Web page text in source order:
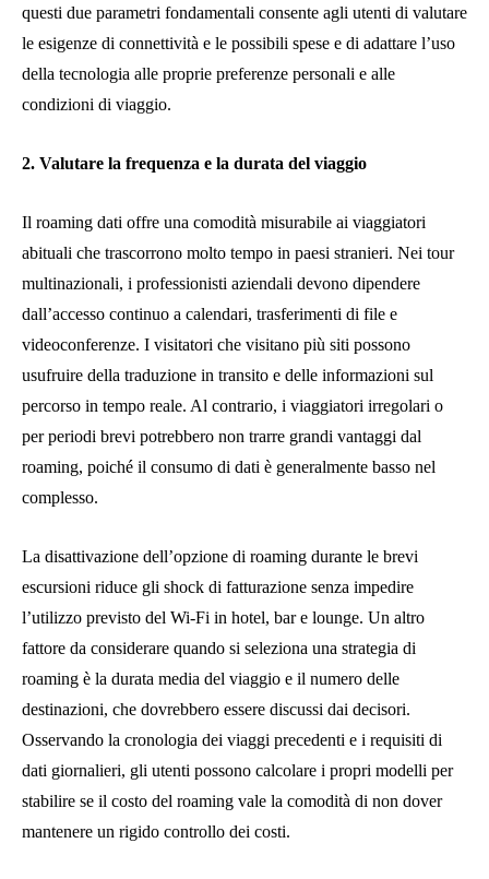
questi due parametri fondamentali consente agli utenti di valutare
le esigenze di connettività e le possibili spese e di adattare l’uso
della tecnologia alle proprie preferenze personali e alle
condizioni di viaggio.
2. Valutare la frequenza e la durata del viaggio
Il roaming dati offre una comodità misurabile ai viaggiatori
abituali che trascorrono molto tempo in paesi stranieri. Nei tour
multinazionali, i professionisti aziendali devono dipendere
dall’accesso continuo a calendari, trasferimenti di file e
videoconferenze. I visitatori che visitano più siti possono
usufruire della traduzione in transito e delle informazioni sul
percorso in tempo reale. Al contrario, i viaggiatori irregolari o
per periodi brevi potrebbero non trarre grandi vantaggi dal
roaming, poiché il consumo di dati è generalmente basso nel
complesso.
La disattivazione dell’opzione di roaming durante le brevi
escursioni riduce gli shock di fatturazione senza impedire
l’utilizzo previsto del Wi-Fi in hotel, bar e lounge. Un altro
fattore da considerare quando si seleziona una strategia di
roaming è la durata media del viaggio e il numero delle
destinazioni, che dovrebbero essere discussi dai decisori.
Osservando la cronologia dei viaggi precedenti e i requisiti di
dati giornalieri, gli utenti possono calcolare i propri modelli per
stabilire se il costo del roaming vale la comodità di non dover
mantenere un rigido controllo dei costi.